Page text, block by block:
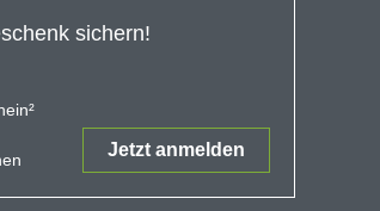
sichern!
Der 5€-Gutschein ist ab einem Einkaufswert
Jetzt anmelden